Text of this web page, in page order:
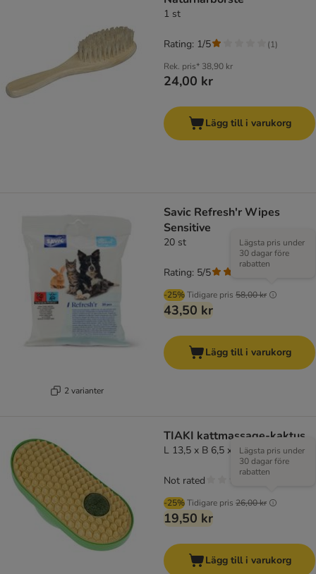
1 st
Rek. pris* 38,90 kr
24,00 kr
Rating: 1/5 (1)
Lägg till i varukorg
2 varianter
Savic Refresh'r Wipes
Sensitive
20 st
-25%Tidigare pris 58,00 kr
Lägsta pris under
30 dagar före
rabatten
43,50 kr
Rating: 5/5
Lägg till i varukorg
TIAKI kattmassage-kaktus
L 13,5 x B 6,5 x H 5,6 cm
-25%Tidigare pris 26,00 kr
Lägsta pris under
30 dagar före
rabatten
19,50 kr
Not rated
Lägg till i varukorg